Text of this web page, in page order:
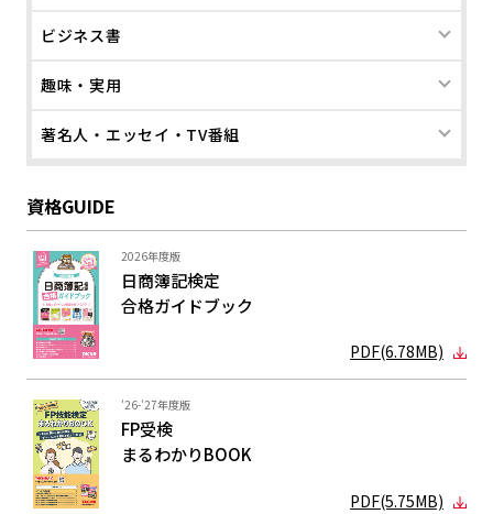
ビジネス書
趣味・実用
著名人・エッセイ・TV番組
資格GUIDE
2026年度版
日商簿記検定
合格ガイドブック
PDF(6.78MB)
'26-'27年度版
FP受検
まるわかりBOOK
PDF(5.75MB)